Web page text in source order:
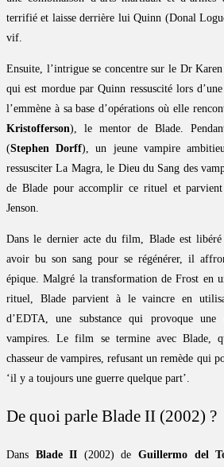
terrifié et laisse derrière lui Quinn (Donal
vif.
Ensuite, l’intrigue se concentre sur le Dr Karen
qui est mordue par Quinn ressuscité lors
l’emmène à sa base d’opérations où elle
Kristofferson), le mentor de Blade.
(Stephen Dorff), un jeune vampire
ressusciter La Magra, le Dieu du Sang des
de Blade pour accomplir ce rituel et
Jenson.
Dans le dernier acte du film, Blade est
avoir bu son sang pour se régénérer, il
épique. Malgré la transformation de Frost en
rituel, Blade parvient à le vaincre en
d’EDTA, une substance qui provoque
vampires. Le film se termine avec Blade,
chasseur de vampires, refusant un remède qui
‘il y a toujours une guerre quelque part’.
De quoi parle Blade II (2002) ?
Dans Blade II (2002) deGuillermo del